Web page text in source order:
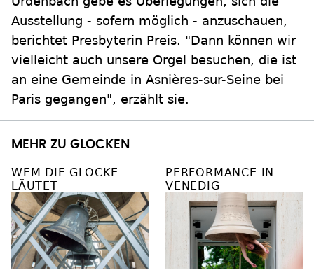
Ausstellung - sofern möglich - anzuschauen,
berichtet Presbyterin Preis. "Dann können wir
vielleicht auch unsere Orgel besuchen, die ist
an eine Gemeinde in Asnières-sur-Seine bei
Paris gegangen", erzählt sie.
MEHR ZU GLOCKEN
WEM DIE GLOCKE
LÄUTET
PERFORMANCE IN
VENEDIG